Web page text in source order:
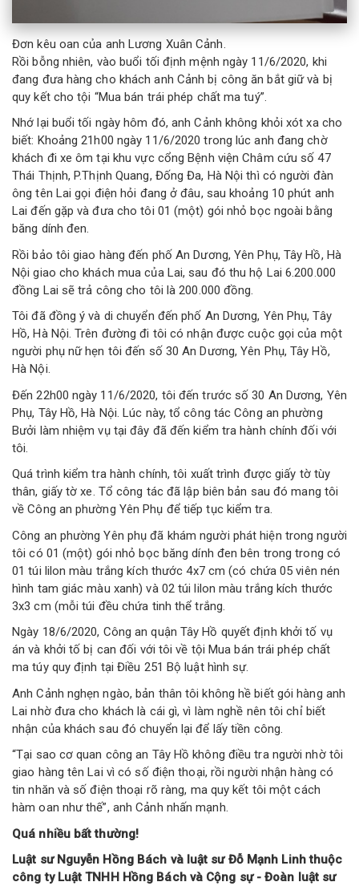
Đơn kêu oan của anh Lương Xuân Cảnh.
Rồi bỗng nhiên, vào buổi tối định mệnh ngày 11/6/2020, khi
đang đưa hàng cho khách anh Cảnh bị công ăn bắt giữ và bị
quy kết cho tội “Mua bán trái phép chất ma tuý”.
Nhớ lại buổi tối ngày hôm đó, anh Cảnh không khỏi xót xa cho
biết: Khoảng 21h00 ngày 11/6/2020 trong lúc anh đang chờ
khách đi xe ôm tại khu vực cổng Bệnh viện Châm cứu số 47
Thái Thịnh, P.Thịnh Quang, Đống Đa, Hà Nội thì có người đàn
ông tên Lai gọi điện hỏi đang ở đâu, sau khoảng 10 phút anh
Lai đến gặp và đưa cho tôi 01 (một) gói nhỏ bọc ngoài bằng
băng dính đen.
Rồi bảo tôi giao hàng đến phố An Dương, Yên Phụ, Tây Hồ, Hà
Nội giao cho khách mua của Lai, sau đó thu hộ Lai 6.200.000
đồng Lai sẽ trả công cho tôi là 200.000 đồng.
Tôi đã đồng ý và di chuyển đến phố An Dương, Yên Phụ, Tây
Hồ, Hà Nội. Trên đường đi tôi có nhận được cuộc gọi của một
người phụ nữ hẹn tôi đến số 30 An Dương, Yên Phụ, Tây Hồ,
Hà Nội.
Đến 22h00 ngày 11/6/2020, tôi đến trước số 30 An Dương, Yên
Phụ, Tây Hồ, Hà Nội. Lúc này, tổ công tác Công an phường
Bưởi làm nhiệm vụ tại đây đã đến kiểm tra hành chính đối với
tôi.
Quá trình kiểm tra hành chính, tôi xuất trình được giấy tờ tùy
thân, giấy tờ xe. Tổ công tác đã lập biên bản sau đó mang tôi
về Công an phường Yên Phụ để tiếp tục kiểm tra.
Công an phường Yên phụ đã khám người phát hiện trong người
tôi có 01 (một) gói nhỏ bọc băng dính đen bên trong trong có
01 túi lilon màu trắng kích thước 4x7 cm (có chứa 05 viên nén
hình tam giác màu xanh) và 02 túi lilon màu trắng kích thước
3x3 cm (mỗi túi đều chứa tinh thể trắng.
Ngày 18/6/2020, Công an quận Tây Hồ quyết định khởi tố vụ
án và khởi tố bị can đối với tôi về tội Mua bán trái phép chất
ma túy quy định tại Điều 251 Bộ luật hình sự.
Anh Cảnh nghẹn ngào, bản thân tôi không hề biết gói hàng anh
Lai nhờ đưa cho khách là cái gì, vì làm nghề nên tôi chỉ biết
nhận của khách sau đó chuyển lại để lấy tiền công.
“Tại sao cơ quan công an Tây Hồ không điều tra người nhờ tôi
giao hàng tên Lai vì có số điện thoại, rồi người nhận hàng có
tin nhăn và số điện thoại rõ ràng, ma quy kết tôi một cách
hàm oan như thế”, anh Cảnh nhấn mạnh.
Quá nhiều bất thường!
Luật sư Nguyễn Hồng Bách và luật sư Đỗ Mạnh Linh thuộc
công ty Luật TNHH Hồng Bách và Cộng sự - Đoàn luật sư